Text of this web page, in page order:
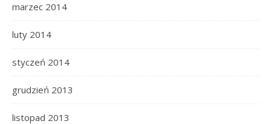
marzec 2014
luty 2014
styczeń 2014
grudzień 2013
listopad 2013